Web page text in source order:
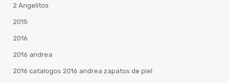
2 Angelitos
2015
2016
2016 andrea
2016 catalogos 2016 andrea zapatos de piel